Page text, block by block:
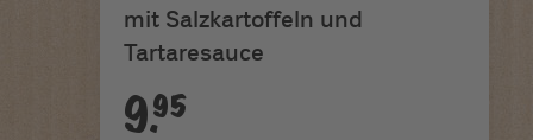
mit Salzkartoffeln und
Tartaresauce
9.95